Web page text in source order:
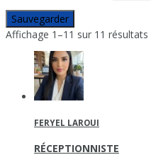
Sauvegarder
Affichage 1–11 sur 11 résultats
FERYEL LAROUI
RÉCEPTIONNISTE